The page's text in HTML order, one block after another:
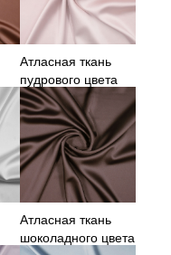
Атласная ткань
пудрового цвета
Атласная ткань
шоколадного цвета